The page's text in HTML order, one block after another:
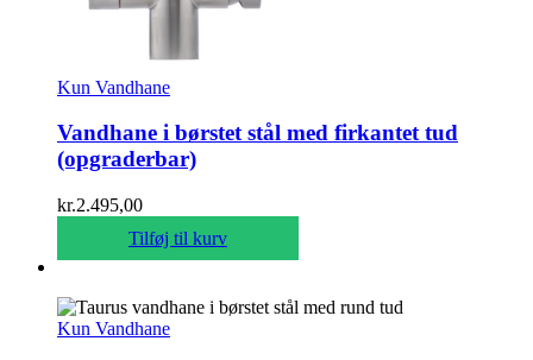
Kun Vandhane
Vandhane i børstet stål med firkantet tud
(opgraderbar)
kr.2.495,00
Tilføj til kurv
Kun Vandhane